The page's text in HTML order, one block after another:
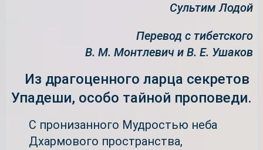
Сультим Лодой
Перевод с тибетского
В. М. Монтлевич и В. Е. Ушаков
Из драгоценного ларца секретов
Упадеши, особо тайной проповеди.
С пронизанного Мудростью неба
Дхармового пространства,